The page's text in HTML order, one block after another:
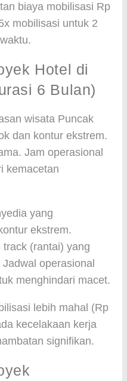
biaya mobilisasi Rp
mobilisasi untuk 2
Hotel di
6 Bulan)
wisata Puncak
dan kontur ekstrem.
Jam operasional
kemacetan
yang
ekstrem.
(rantai) yang
operasional
menghindari macet.
lebih mahal (Rp
kecelakaan kerja
signifikan.